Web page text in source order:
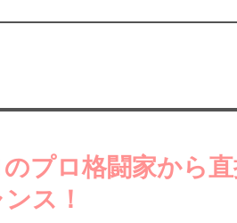
プロ格闘家から
ス！